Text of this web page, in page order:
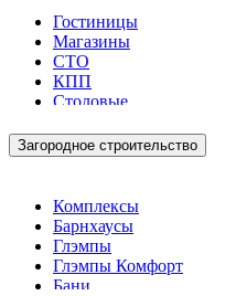
Гостиницы
Магазины
СТО
КПП
Столовые
Загородное строительство
Комплексы
Барнхаусы
Глэмпы
Глэмпы Комфорт
Бани